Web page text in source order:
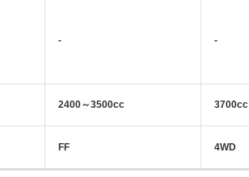
-
2400～3500cc
FF
-
3700cc
4WD